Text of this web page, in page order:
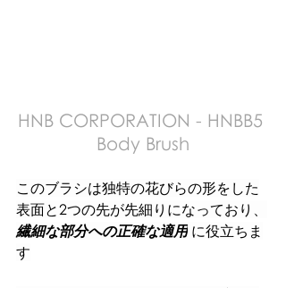
HNB CORPORATION - HNBB5
Body Brush
このブラシは独特の花びらの形をした
表面と2つの先が先細りになっており、
繊細な部分への正確な適用 に役立ちま
す